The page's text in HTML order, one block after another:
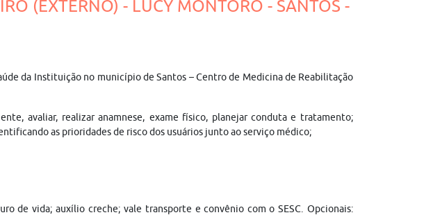
(EXTERNO) - LUCY MONTORO - SANTOS -
da Instituição no município de Santos – Centro de Medicina de Reabilitação
avaliar, realizar anamnese, exame físico, planejar conduta e tratamento;
as prioridades de risco dos usuários junto ao serviço médico;
de vida; auxílio creche; vale transporte e convênio com o SESC. Opcionais: